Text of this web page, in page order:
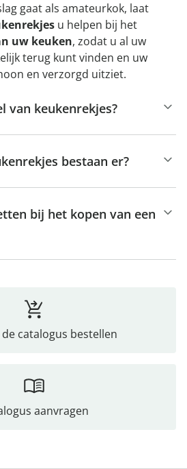
gaat als amateurkok, laat
u helpen bij het
uw keuken, zodat u al uw
terug kunt vinden en uw
en verzorgd uitziet.
van keukenrekjes?
bestaan er?
bij het kopen van een
catalogus bestellen
aanvragen